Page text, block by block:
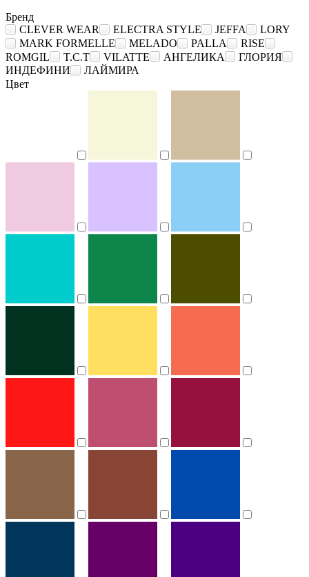
Бренд
CLEVER WEAR
ELECTRA STYLE JEFFA
LORY
MARK FORMELLE
MELADO PALLA
RISE
ROMGIL
T.C.T VILATTE АНГЕЛИКА
ГЛОРИЯ
ИНДЕФИНИ
ЛАЙМИРА
Цвет